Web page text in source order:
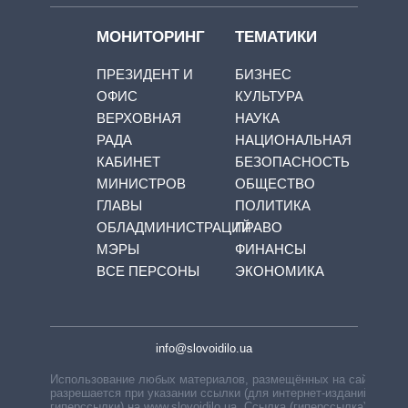
МОНИТОРИНГ
ПРЕЗИДЕНТ И
ОФИС
ВЕРХОВНАЯ
РАДА
КАБИНЕТ
МИНИСТРОВ
ГЛАВЫ
ОБЛАДМИНИСТРАЦИЙ
МЭРЫ
ВСЕ ПЕРСОНЫ
ТЕМАТИКИ
БИЗНЕС
КУЛЬТУРА
НАУКА
НАЦИОНАЛЬНАЯ
БЕЗОПАСНОСТЬ
ОБЩЕСТВО
ПОЛИТИКА
ПРАВО
ФИНАНСЫ
ЭКОНОМИКА
info@slovoidilo.ua
Использование любых материалов, размещённых на сайте,
разрешается при указании ссылки (для интернет-изданий —